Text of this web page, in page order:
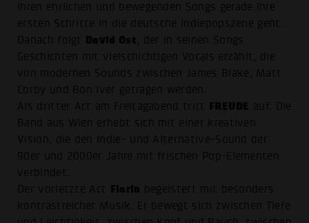
ihren ehrlichen und bewegenden Songs gerade ihre
ersten Schritte in die deutsche Indiepopszene geht.
Danach folgt David Ost , der in seinen Songs
Geschichten mit vielschichtigen Vocals erzählt, die
von modernen Sounds zwischen James Blake, Matt
Corby und Bon Iver getragen werden.
Als dritter Act am Freitagabend tritt FREUDE auf. Die
Band aus Wien erhebt sich mit einer kreativen
Vision, die den Indie- und Alternative-Sound der
90er und 2000er Jahre mit frischen Pop-Elementen
verbindet.
Der vorletzte Act Florin begeistert mit besonders
kontrastreicher Musik. Er bewegt sich zwischen Tiefe